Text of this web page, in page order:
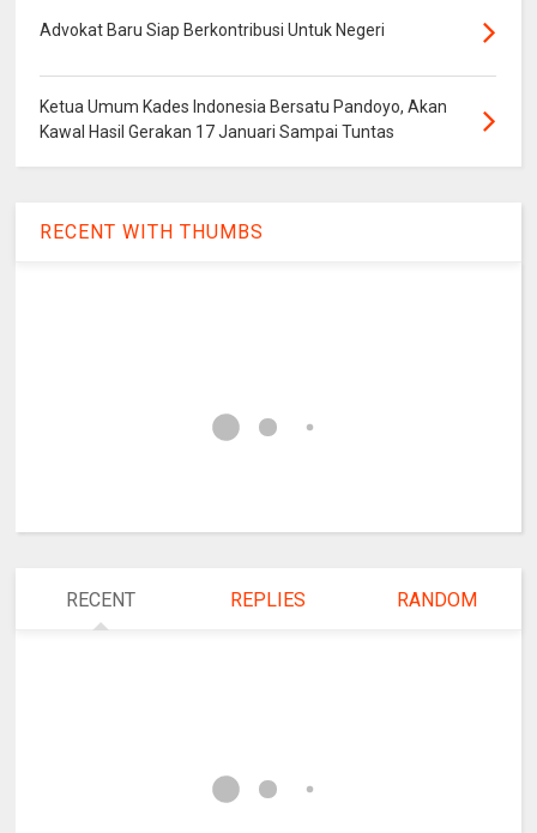
Advokat Baru Siap Berkontribusi Untuk Negeri
Ketua Umum Kades Indonesia Bersatu Pandoyo, Akan
Kawal Hasil Gerakan 17 Januari Sampai Tuntas
RECENT WITH THUMBS
RECENT REPLIES RANDOM